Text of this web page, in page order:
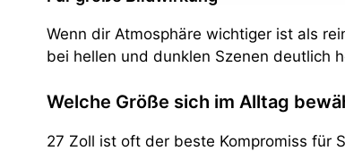
Wenn dir Atmosphäre wichtiger ist als
bei hellen und dunklen Szenen deutlich
Welche Größe sich im Alltag
27 Zoll ist oft der beste Kompromiss für